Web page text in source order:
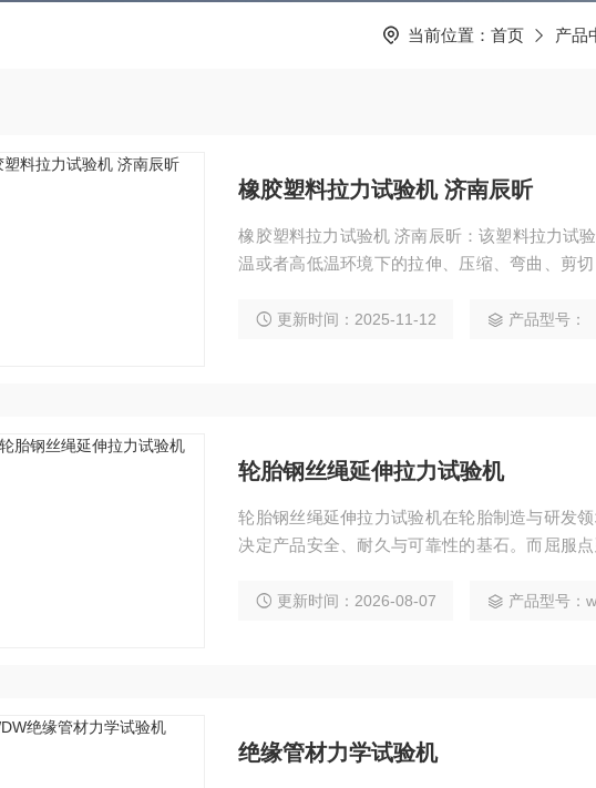
当前位置： 首页 产品
橡胶塑料拉力试验机 济南辰昕
橡胶塑料拉力试验机 济南辰昕：该塑料拉力试
温或者高低温环境下的拉伸、压缩、弯曲、剪
更新时间：2025-11-12 产品型号：
轮胎钢丝绳延伸拉力试验机
轮胎钢丝绳延伸拉力试验机在轮胎制造与研发
决定产品安全、耐久与可靠性的基石。而屈服
设备——轮胎钢丝绳屈服点延伸率试验机，助您
更新时间：2026-08-07 产品型号：
绝缘管材力学试验机